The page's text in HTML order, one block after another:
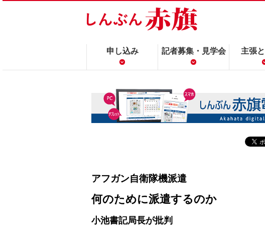
申し込み 記者募集・見学会 主張
アフガン自衛隊機派遣
何のために派遣するのか
小池書記局長が批判